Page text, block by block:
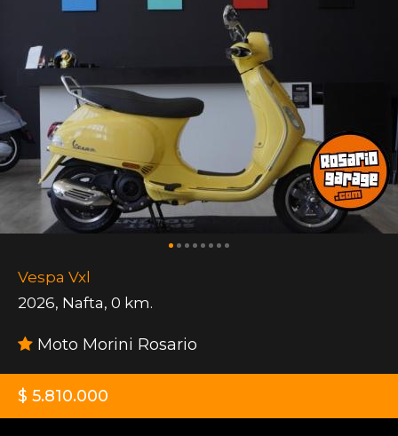
Vespa Vxl
2026, Nafta, 0 km.
Moto Morini Rosario
$ 5.810.000